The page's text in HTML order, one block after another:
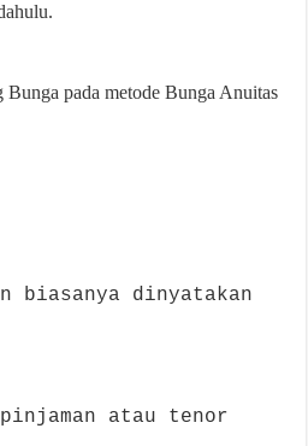
pada metode Bunga Anuitas
biasanya dinyatakan
atau tenor